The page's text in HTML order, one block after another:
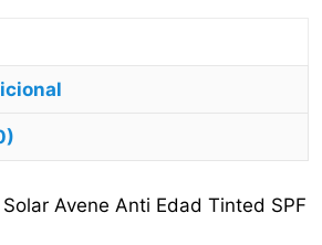
Avene Anti Edad Tinted SPF